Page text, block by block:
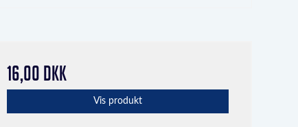
16,00 DKK
Vis produkt